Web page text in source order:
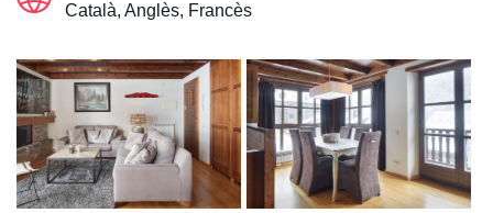
Català, Anglès, Francès